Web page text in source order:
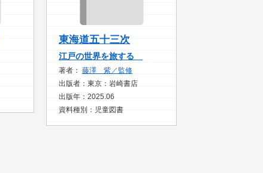
東海道五十三次
江戸の世界を旅する
著者： 藤澤 紫／監修
出版者：東京：岩崎書店
出版年：2025.06
資料種別：児童図書